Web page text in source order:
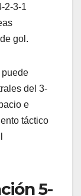
2-3-1
gol.
puede
del 3-
e
táctico
5-